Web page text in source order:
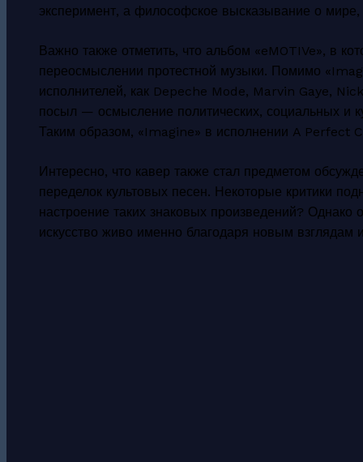
эксперимент, а философское высказывание о
Важно также отметить, что альбом «eMOTIVe», в
переосмыслении протестной музыки. Помимо
исполнителей, как Depeche Mode, Marvin Gaye,
посыл — осмысление политических, социальных и
Таким образом, «Imagine» в исполнении A Perfect
Интересно, что кавер также стал предметом
переделок культовых песен. Некоторые критики
настроение таких знаковых произведений? Однако
искусство живо именно благодаря новым взглядам